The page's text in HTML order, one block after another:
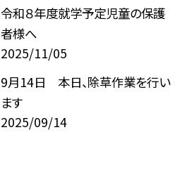
令和８年度就学予定児童の保護
者様へ
2025/11/05
9月14日 本日、除草作業を行い
ます
2025/09/14